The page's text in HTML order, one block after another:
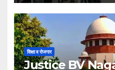
शिक्षा व रोजगार
Justice BV